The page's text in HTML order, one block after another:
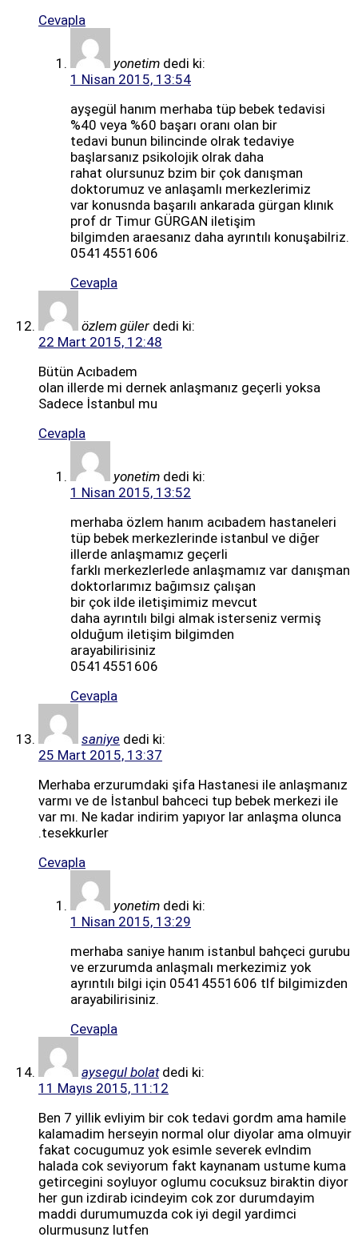
Cevapla
yonetim dedi ki:
1 Nisan 2015, 13:54
ayşegül hanım merhaba tüp bebek tedavisi
%40 veya %60 başarı oranı olan bir
tedavi bunun bilincinde olrak tedaviye
başlarsanız psikolojik olrak daha
rahat olursunuz bzim bir çok danışman
doktorumuz ve anlaşamlı merkezlerimiz
var konusnda başarılı ankarada gürgan klınık
prof dr Timur GÜRGAN iletişim
bilgimden araesanız daha ayrıntılı konuşabilriz.
05414551606
Cevapla
özlem güler dedi ki:
22 Mart 2015, 12:48
Bütün Acıbadem
olan illerde mi dernek anlaşmanız geçerli yoksa
Sadece İstanbul mu
Cevapla
yonetim dedi ki:
1 Nisan 2015, 13:52
merhaba özlem hanım acıbadem hastaneleri
tüp bebek merkezlerinde istanbul ve diğer
illerde anlaşmamız geçerli
farklı merkezlerlede anlaşmamız var danışman
doktorlarımız bağımsız çalışan
bir çok ilde iletişimimiz mevcut
daha ayrıntılı bilgi almak isterseniz vermiş
olduğum iletişim bilgimden
arayabilirisiniz
05414551606
Cevapla
saniye dedi ki:
25 Mart 2015, 13:37
Merhaba erzurumdaki şifa Hastanesi ile anlaşmanız
varmı ve de İstanbul bahceci tup bebek merkezi ile
var mı. Ne kadar indirim yapıyor lar anlaşma olunca
.tesekkurler
Cevapla
yonetim dedi ki:
1 Nisan 2015, 13:29
merhaba saniye hanım istanbul bahçeci gurubu
ve erzurumda anlaşmalı merkezimiz yok
ayrıntılı bilgi için 05414551606 tlf bilgimizden
arayabilirisiniz.
Cevapla
aysegul bolat dedi ki:
11 Mayıs 2015, 11:12
Ben 7 yillik evliyim bir cok tedavi gordm ama hamile
kalamadim herseyin normal olur diyolar ama olmuyir
fakat cocugumuz yok esimle severek evlndim
halada cok seviyorum fakt kaynanam ustume kuma
getircegini soyluyor oglumu cocuksuz biraktin diyor
her gun izdirab icindeyim cok zor durumdayim
maddi durumumuzda cok iyi degil yardimci
olurmusunz lutfen